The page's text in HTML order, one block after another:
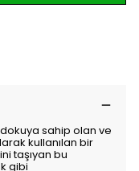
sahip olan ve
kullanılan bir
taşıyan bu
gibi